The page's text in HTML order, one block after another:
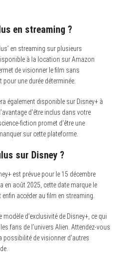
en streaming ?
en streaming sur plusieurs
à la location sur Amazon
de visionner le film sans
une durée déterminée.
également disponible sur Disney+ à
d’être inclus dans votre
fiction promet d’être une
sur cette plateforme.
sur Disney ?
est prévue pour le 15 décembre
en août 2025, cette date marque le
accéder au film en streaming.
d’exclusivité de Disney+, ce qui
fans de l’univers Alien. Attendez-vous
possibilité de visionner d’autres